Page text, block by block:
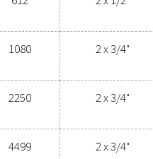
MET DROGER EN